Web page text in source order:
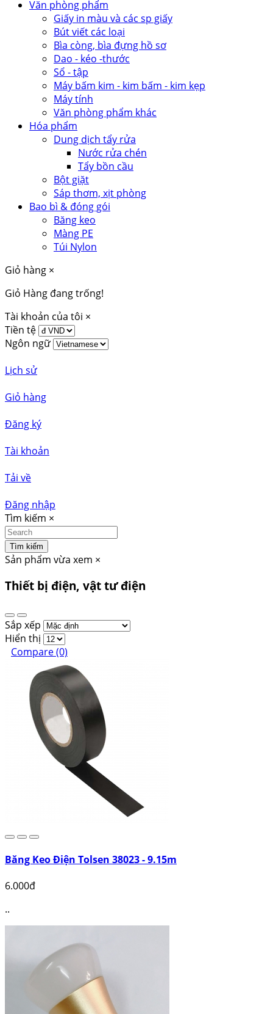
Văn phòng phẩm
Giấy in màu và các sp giấy
Bút viết các loại
Bìa còng, bìa đựng hồ sơ
Dao - kéo -thước
Sổ - tập
Máy bấm kim - kim bấm - kim kẹp
Máy tính
Văn phòng phẩm khác
Hóa phẩm
Dung dịch tẩy rửa
Nước rửa chén
Tẩy bồn cầu
Bột giặt
Sáp thơm, xịt phòng
Bao bì & đóng gói
Băng keo
Màng PE
Túi Nylon
Giỏ hàng ×
Giỏ Hàng đang trống!
Tài khoản của tôi ×
Tiền tệ
Ngôn ngữ
Lịch sử
Giỏ hàng
Đăng ký
Tài khoản
Tải về
Đăng nhập
Tìm kiếm ×
Tìm kiếm
Sản phẩm vừa xem ×
Thiết bị điện, vật tư điện
Sắp xếp
Hiển thị
Compare (0)
Băng Keo Điện Tolsen 38023 - 9.15m
6.000đ
..